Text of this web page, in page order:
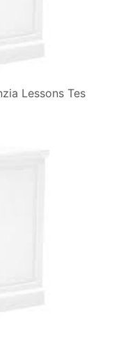
Lessons Tes